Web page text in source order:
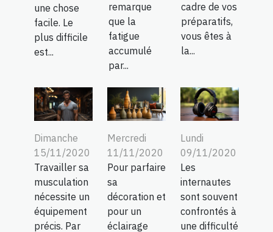
une chose
facile. Le
plus difficile
est...
remarque
que la
fatigue
accumulé
par...
cadre de vos
préparatifs,
vous êtes à
la...
Dimanche
15/11/2020
Travailler sa
musculation
nécessite un
équipement
précis. Par
Mercredi
11/11/2020
Pour parfaire
sa
décoration et
pour un
éclairage
Lundi
09/11/2020
Les
internautes
sont souvent
confrontés à
une difficulté